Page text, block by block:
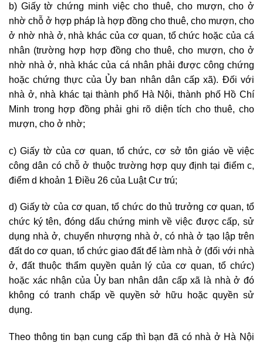
b) Giấy tờ chứng minh việc cho thuê, cho mượn, cho ở
nhờ chỗ ở hợp pháp là hợp đồng cho thuê, cho mượn, cho
ở nhờ nhà ở, nhà khác của cơ quan, tổ chức hoặc của cá
nhân (trường hợp hợp đồng cho thuê, cho mượn, cho ở
nhờ nhà ở, nhà khác của cá nhân phải được công chứng
hoặc chứng thực của Ủy ban nhân dân cấp xã). Đối với
nhà ở, nhà khác tại thành phố Hà Nội, thành phố Hồ Chí
Minh trong hợp đồng phải ghi rõ diện tích cho thuê, cho
mượn, cho ở nhờ;
c) Giấy tờ của cơ quan, tổ chức, cơ sở tôn giáo về việc
công dân có chỗ ở thuộc trường hợp quy định tại điểm c,
điểm d khoản 1 Điều 26 của Luật Cư trú;
d) Giấy tờ của cơ quan, tổ chức do thủ trưởng cơ quan, tổ
chức ký tên, đóng dấu chứng minh về việc được cấp, sử
dụng nhà ở, chuyển nhượng nhà ở, có nhà ở tạo lập trên
đất do cơ quan, tổ chức giao đất để làm nhà ở (đối với nhà
ở, đất thuộc thẩm quyền quản lý của cơ quan, tổ chức)
hoặc xác nhận của Ủy ban nhân dân cấp xã là nhà ở đó
không có tranh chấp về quyền sở hữu hoặc quyền sử
dụng.
Theo thông tin bạn cung cấp thì bạn đã có nhà ở Hà Nội